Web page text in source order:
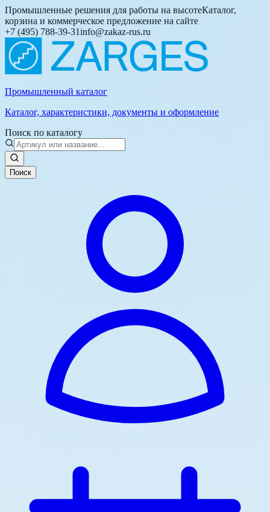
Промышленные решения для работы на высотеКаталог,
корзина и коммерческое предложение на сайте
+7 (495) 788-39-31info@zakaz-rus.ru
Промышленный каталог
Каталог, характеристики, документы и оформление
Поиск по каталогу
Поиск